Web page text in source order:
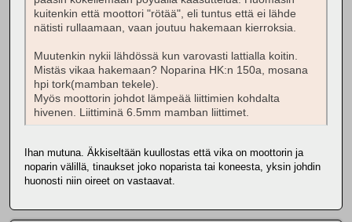
kuitenkin että moottori "rötää", eli tuntus että ei lähde
nätisti rullaamaan, vaan joutuu hakemaan kierroksia.
Muutenkin nykii lähdössä kun varovasti lattialla koitin.
Mistäs vikaa hakemaan? Noparina HK:n 150a, mosana
hpi tork(mamban tekele).
Myös moottorin johdot lämpeää liittimien kohdalta
hivenen. Liittiminä 6.5mm mamban liittimet.
Ihan mutuna. Äkkiseltään kuullostas että vika on moottorin ja
noparin välillä, tinaukset joko noparista tai koneesta, yksin johdin
huonosti niin oireet on vastaavat.